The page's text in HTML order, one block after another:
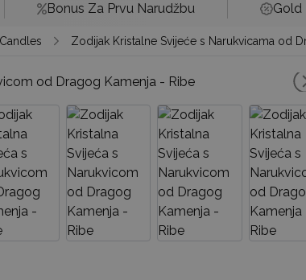
Bonus Za Prvu Narudžbu Gold
Zodijak Kristalne Svijeće s Narukvicama od